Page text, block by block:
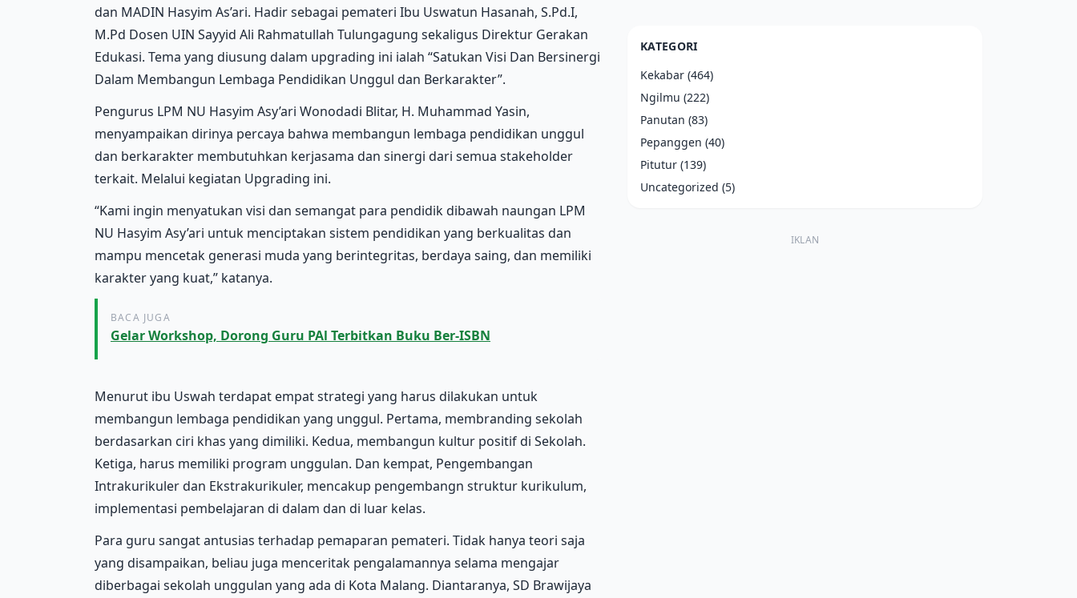
dan MADIN Hasyim As’ari. Hadir sebagai pemateri Ibu Uswatun Hasanah, S.Pd.I,
M.Pd Dosen UIN Sayyid Ali Rahmatullah Tulungagung sekaligus Direktur Gerakan
Edukasi. Tema yang diusung dalam upgrading ini ialah “Satukan Visi Dan Bersinergi
Dalam Membangun Lembaga Pendidikan Unggul dan Berkarakter”.
Pengurus LPM NU Hasyim Asy’ari Wonodadi Blitar, H. Muhammad Yasin,
menyampaikan dirinya percaya bahwa membangun lembaga pendidikan unggul
dan berkarakter membutuhkan kerjasama dan sinergi dari semua stakeholder
terkait. Melalui kegiatan Upgrading ini.
“Kami ingin menyatukan visi dan semangat para pendidik dibawah naungan LPM
NU Hasyim Asy’ari untuk menciptakan sistem pendidikan yang berkualitas dan
mampu mencetak generasi muda yang berintegritas, berdaya saing, dan memiliki
karakter yang kuat,” katanya.
BACA JUGA
Gelar Workshop, Dorong Guru PAl Terbitkan Buku Ber-ISBN
Menurut ibu Uswah terdapat empat strategi yang harus dilakukan untuk
membangun lembaga pendidikan yang unggul. Pertama, membranding sekolah
berdasarkan ciri khas yang dimiliki. Kedua, membangun kultur positif di Sekolah.
Ketiga, harus memiliki program unggulan. Dan kempat, Pengembangan
Intrakurikuler dan Ekstrakurikuler, mencakup pengembangn struktur kurikulum,
implementasi pembelajaran di dalam dan di luar kelas.
Para guru sangat antusias terhadap pemaparan pemateri. Tidak hanya teori saja
yang disampaikan, beliau juga menceritak pengalamannya selama mengajar
diberbagai sekolah unggulan yang ada di Kota Malang. Diantaranya, SD Brawijaya
KATEGORI
Kekabar (464)
Ngilmu (222)
Panutan (83)
Pepanggen (40)
Pitutur (139)
Uncategorized (5)
IKLAN